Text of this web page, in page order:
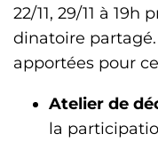
22/11, 29/11 à
dinatoire
apportées pour
Atelier de
la